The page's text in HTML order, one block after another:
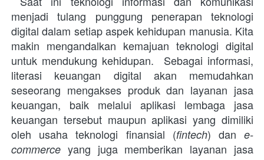
menjadi tulang punggung penerapan teknologi
digital dalam setiap aspek kehidupan manusia. Kita
makin mengandalkan kemajuan teknologi digital
untuk mendukung kehidupan. Sebagai informasi,
literasi keuangan digital akan memudahkan
seseorang mengakses produk dan layanan jasa
keuangan, baik melalui aplikasi lembaga jasa
keuangan tersebut maupun aplikasi yang dimiliki
oleh usaha teknologi finansial (fintech) dan e-
commerce yang juga memberikan layanan jasa